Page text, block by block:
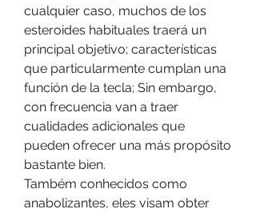
cualquier caso, muchos de los
esteroides habituales traerá un
principal objetivo; características
que particularmente cumplan una
función de la tecla; Sin embargo,
con frecuencia van a traer
cualidades adicionales que
pueden ofrecer una más propósito
bastante bien.
Também conhecidos como
anabolizantes, eles visam obter